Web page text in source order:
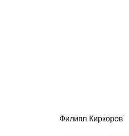
Филипп Киркоров